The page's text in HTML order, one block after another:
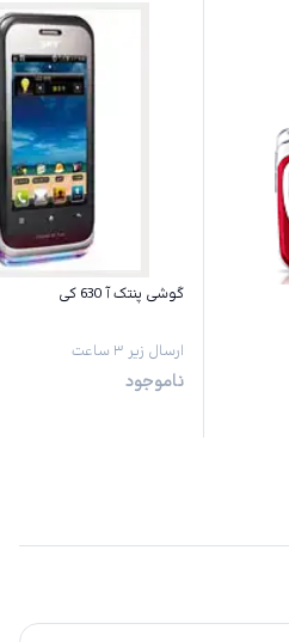
گوشی پنتک آ 630 کی
ارسال زیر ۳ ساعت
ناموجود